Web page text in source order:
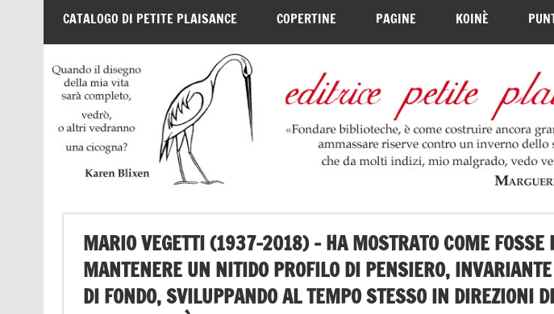
CATALOGO DI PETITE PLAISANCE COPERTINE PAGINE KOINÈ
MARIO VEGETTI (1937-2018) – HA MOSTRATO COME FOSSE
MANTENERE UN NITIDO PROFILO DI PENSIERO,
DI FONDO, SVILUPPANDO AL TEMPO STESSO IN DIREZIONI